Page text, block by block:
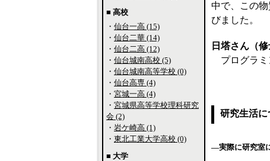
中で、この
びました。
日塔さん（修
プログラミ
研究生活に
―実際に研究室
■ 高校
・ 仙台一高 (15)
・ 仙台二華 (14)
・ 仙台二高 (12)
・ 仙台城南高校 (5)
・ 仙台城南高等学校 (0)
・ 仙台高専 (4)
・ 宮城一高 (4)
・ 宮城県高等学校理科研究
会 (2)
・ 岩ケ崎高 (1)
・ 東北工業大学高校 (0)
■ 大学